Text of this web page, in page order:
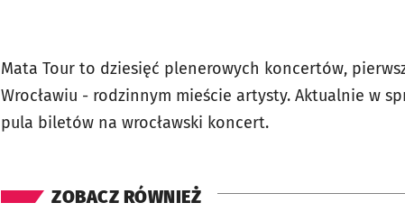
Mata Tour to dziesięć plenerowych koncertów,
Wrocławiu - rodzinnym mieście artysty. Aktualnie w
pula biletów na wrocławski koncert.
ZOBACZ RÓWNIEŻ